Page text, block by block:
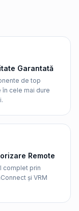
Garantată
de top
în cele mai dure
Remote
complet prin
și VRM